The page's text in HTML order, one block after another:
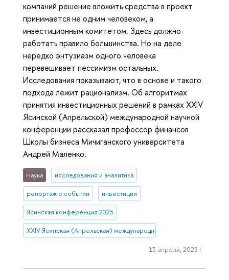
компаний решение вложить средства в проект
принимается не одним человеком, а
инвестиционным комитетом. Здесь должно
работать правило большинства. Но на деле
нередко энтузиазм одного человека
перевешивает пессимизм остальных.
Исследования показывают, что в основе и такого
подхода лежит рационализм. Об алгоритмах
принятия инвестиционных решений в рамках XXIV
Ясинской (Апрельской) международной научной
конференции рассказал профессор финансов
Школы бизнеса Мичиганского университета
Андрей Маленко.
Наука исследования и аналитика
репортаж о событии инвестиции
Ясинская конференция 2023
XXIV Ясинская (Апрельская) международная научная
13 апреля, 2023 г.